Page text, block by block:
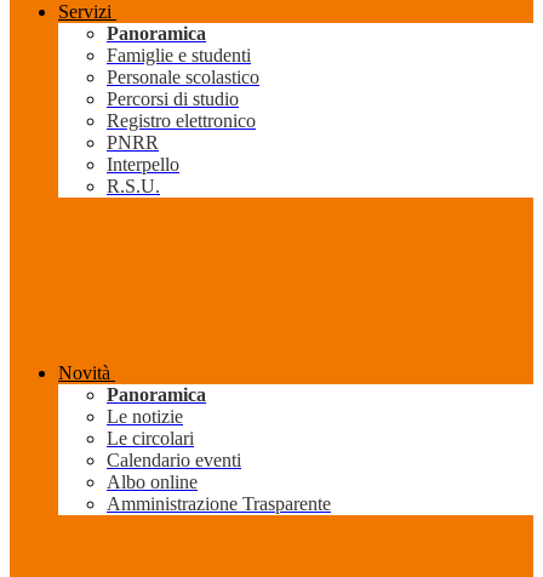
Servizi
Panoramica
Famiglie e studenti
Personale scolastico
Percorsi di studio
Registro elettronico
PNRR
Interpello
R.S.U.
Novità
Panoramica
Le notizie
Le circolari
Calendario eventi
Albo online
Amministrazione Trasparente